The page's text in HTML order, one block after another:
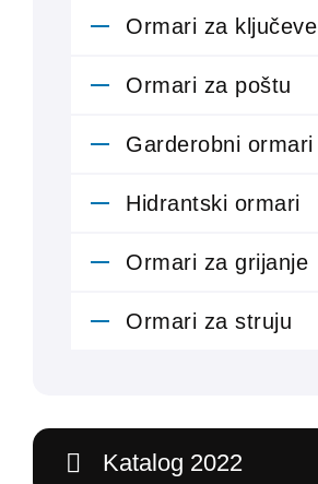
Ormari za ključeve
Ormari za poštu
Garderobni ormari
Hidrantski ormari
Ormari za grijanje
Ormari za struju
Katalog 2022